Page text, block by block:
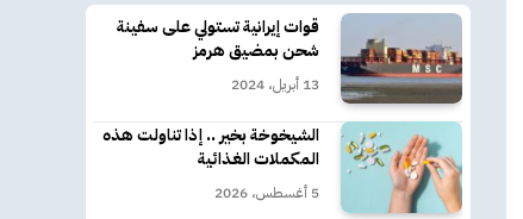
قوات إيرانية تستولي على سفينة
شحن بمضيق هرمز
13 أبريل، 2024
الشيخوخة بخير .. إذا تناولت هذه
المكملات الغذائية
5 أغسطس، 2026